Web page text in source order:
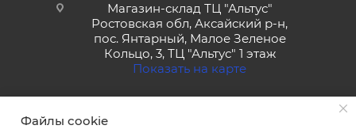
Магазин-склад ТЦ "Альтус"
Ростовская обл, Аксайский р-н,
пос. Янтарный, Малое Зеленое
Кольцо, 3, ТЦ "Альтус" 1 этаж
Показать на карте
Файлы cookie